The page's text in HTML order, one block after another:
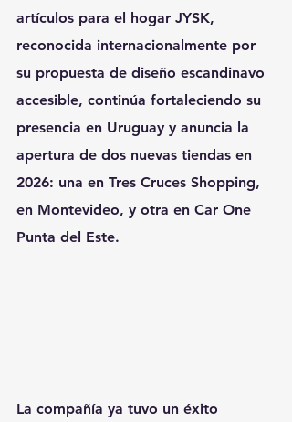
artículos para el hogar JYSK,
reconocida internacionalmente por
su propuesta de diseño escandinavo
accesible, continúa fortaleciendo su
presencia en Uruguay y anuncia la
apertura de dos nuevas tiendas en
2026: una en Tres Cruces Shopping,
en Montevideo, y otra en Car One
Punta del Este.
La compañía ya tuvo un éxito